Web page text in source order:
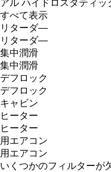
アル ハイドロスタティッ
すべて表示
リターダ―
リターダ―
集中潤滑
集中潤滑
デフロック
デフロック
キャビン
ヒーター
ヒーター
用エアコン
用エアコン
いくつかのフィルターが